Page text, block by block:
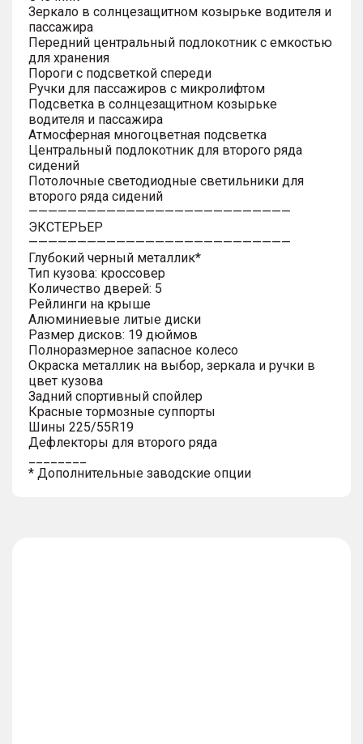
Зеркало в солнцезащитном козырьке водителя и
пассажира
Передний центральный подлокотник с емкостью
для хранения
Пороги с подсветкой спереди
Ручки для пассажиров с микролифтом
Подсветка в солнцезащитном козырьке
водителя и пассажира
Атмосферная многоцветная подсветка
Центральный подлокотник для второго ряда
сидений
Потолочные светодиодные светильники для
второго ряда сидений
———————————————————————————
ЭКСТЕРЬЕР
———————————————————————————
Глубокий черный металлик*
Тип кузова: кроссовер
Количество дверей: 5
Рейлинги на крыше
Алюминиевые литые диски
Размер дисков: 19 дюймов
Полноразмерное запасное колесо
Окраска металлик на выбор, зеркала и ручки в
цвет кузова
Задний спортивный спойлер
Красные тормозные суппорты
Шины 225/55R19
Дефлекторы для второго ряда
* Дополнительные заводские опции